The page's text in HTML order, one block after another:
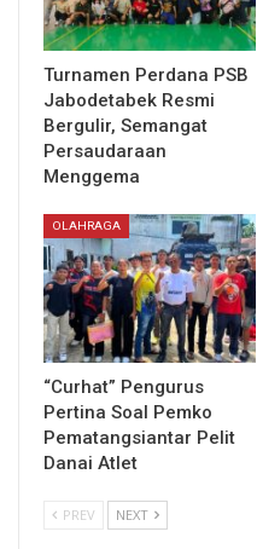
Turnamen Perdana PSB
Jabodetabek Resmi
Bergulir, Semangat
Persaudaraan
Menggema
OLAHRAGA
“Curhat” Pengurus
Pertina Soal Pemko
Pematangsiantar Pelit
Danai Atlet
PREV NEXT